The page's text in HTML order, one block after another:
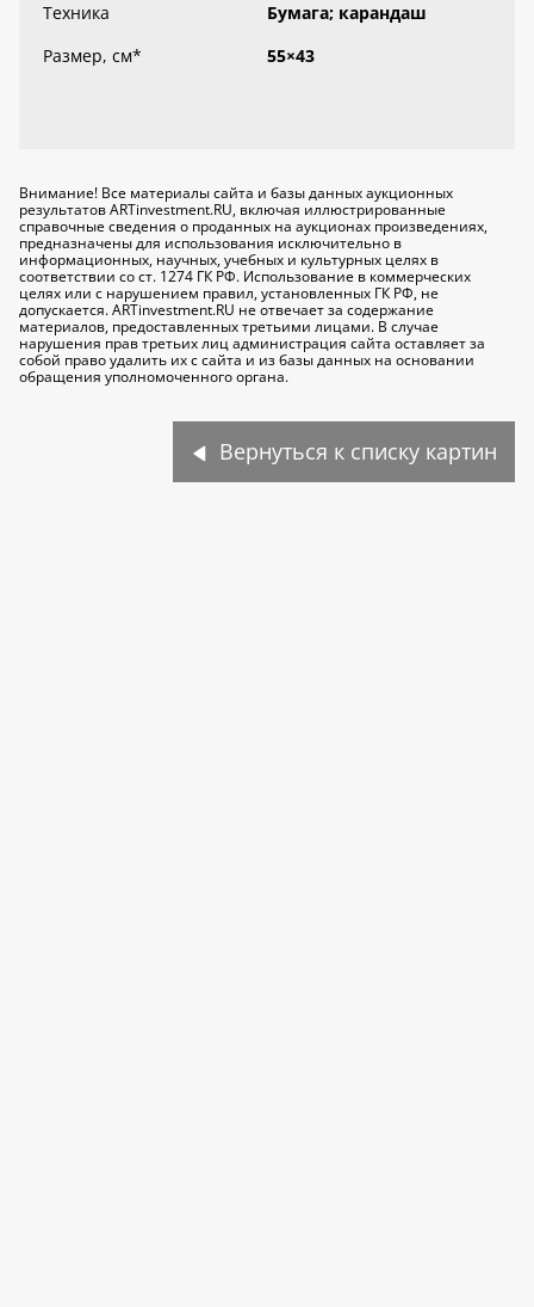
Техника
Бумага; карандаш
Размер, см* 55×43
Внимание! Все материалы сайта и базы данных аукционных
результатов ARTinvestment.RU, включая иллюстрированные
справочные сведения о проданных на аукционах произведениях,
предназначены для использования исключительно в
информационных, научных, учебных и культурных целях в
соответствии со ст. 1274 ГК РФ. Использование в коммерческих
целях или с нарушением правил, установленных ГК РФ, не
допускается. ARTinvestment.RU не отвечает за содержание
материалов, предоставленных третьими лицами. В случае
нарушения прав третьих лиц администрация сайта оставляет за
собой право удалить их с сайта и из базы данных на основании
обращения уполномоченного органа.
Вернуться к списку картин